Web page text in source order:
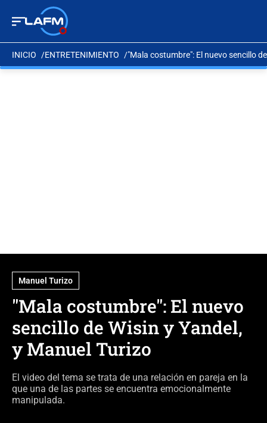
INICIO ENTRETENIMIENTO "Mala costumbre": El nuevo sencillo
Manuel Turizo
"Mala costumbre": El nuevo
sencillo de Wisin y Yandel,
y Manuel Turizo
El video del tema se trata de una relación en pareja en la
que una de las partes se encuentra emocionalmente
manipulada.